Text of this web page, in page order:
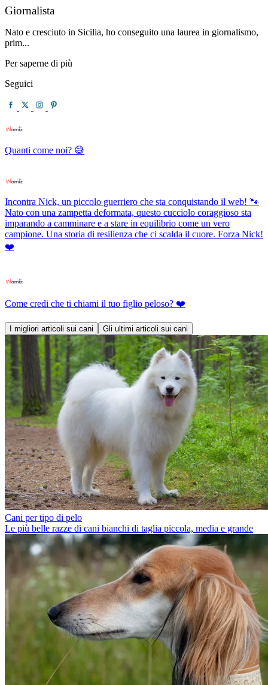
Giornalista
Nato e cresciuto in Sicilia, ho conseguito una laurea in giornalismo,
prim...
Per saperne di più
Seguici
Quanti come noi? 😅
Incontra Nick, un piccolo guerriero che sta conquistando il web! 🐾
Nato con una zampetta deformata, questo cucciolo coraggioso sta
imparando a camminare e a stare in equilibrio come un vero
campione. Una storia di resilienza che ci scalda il cuore. Forza Nick!
❤️
Come credi che ti chiami il tuo figlio peloso? ❤️
I migliori articoli sui cani Gli ultimi articoli sui cani
Cani per tipo di pelo
Le più belle razze di cani bianchi di taglia piccola, media e grande